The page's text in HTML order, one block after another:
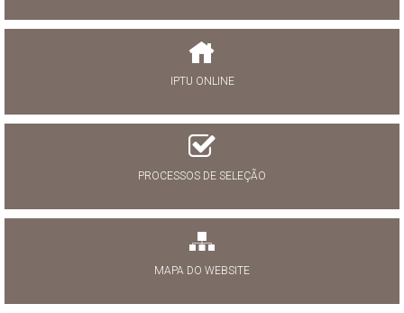
IPTU ONLINE
PROCESSOS DE SELEÇÃO
MAPA DO WEBSITE